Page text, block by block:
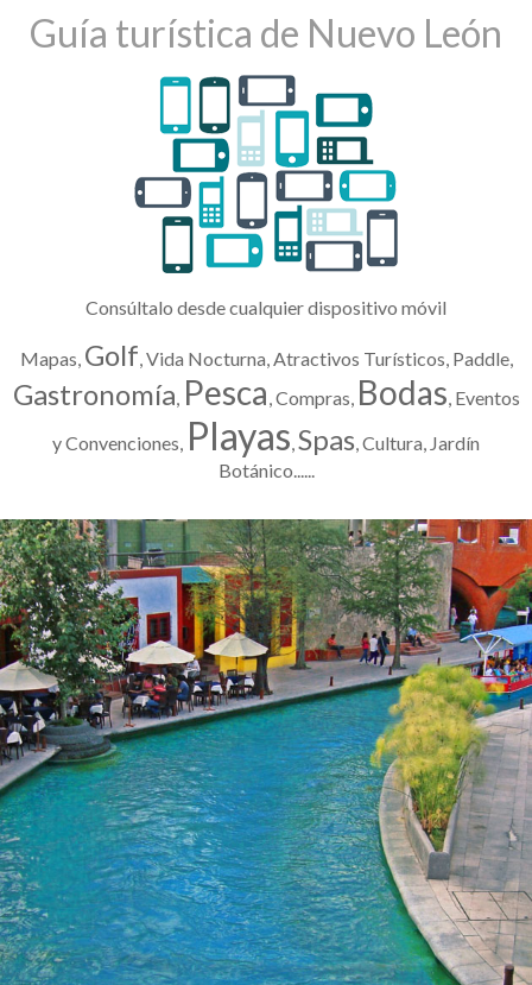
Guía turística de Nuevo León
Consúltalo desde cualquier dispositivo móvil
Mapas, Golf, Vida Nocturna, Atractivos Turísticos, Paddle,
Gastronomía, Pesca, Compras, Bodas, Eventos
y Convenciones, Playas,Spas, Cultura, Jardín
Botánico......